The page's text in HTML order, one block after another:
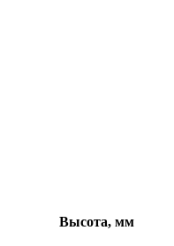
Высота, мм